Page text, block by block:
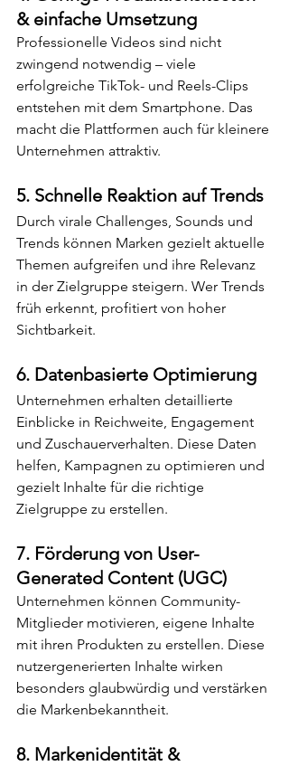
& einfache Umsetzung
Professionelle Videos sind nicht
zwingend notwendig – viele
erfolgreiche TikTok- und Reels-Clips
entstehen mit dem Smartphone. Das
macht die Plattformen auch für kleinere
Unternehmen attraktiv.
5. Schnelle Reaktion auf Trends
Durch virale Challenges, Sounds und
Trends können Marken gezielt aktuelle
Themen aufgreifen und ihre Relevanz
in der Zielgruppe steigern. Wer Trends
früh erkennt, profitiert von hoher
Sichtbarkeit.
6. Datenbasierte Optimierung
Unternehmen erhalten detaillierte
Einblicke in Reichweite, Engagement
und Zuschauerverhalten. Diese Daten
helfen, Kampagnen zu optimieren und
gezielt Inhalte für die richtige
Zielgruppe zu erstellen.
7. Förderung von User-
Generated Content (UGC)
Unternehmen können Community-
Mitglieder motivieren, eigene Inhalte
mit ihren Produkten zu erstellen. Diese
nutzergenerierten Inhalte wirken
besonders glaubwürdig und verstärken
die Markenbekanntheit.
8. Markenidentität &